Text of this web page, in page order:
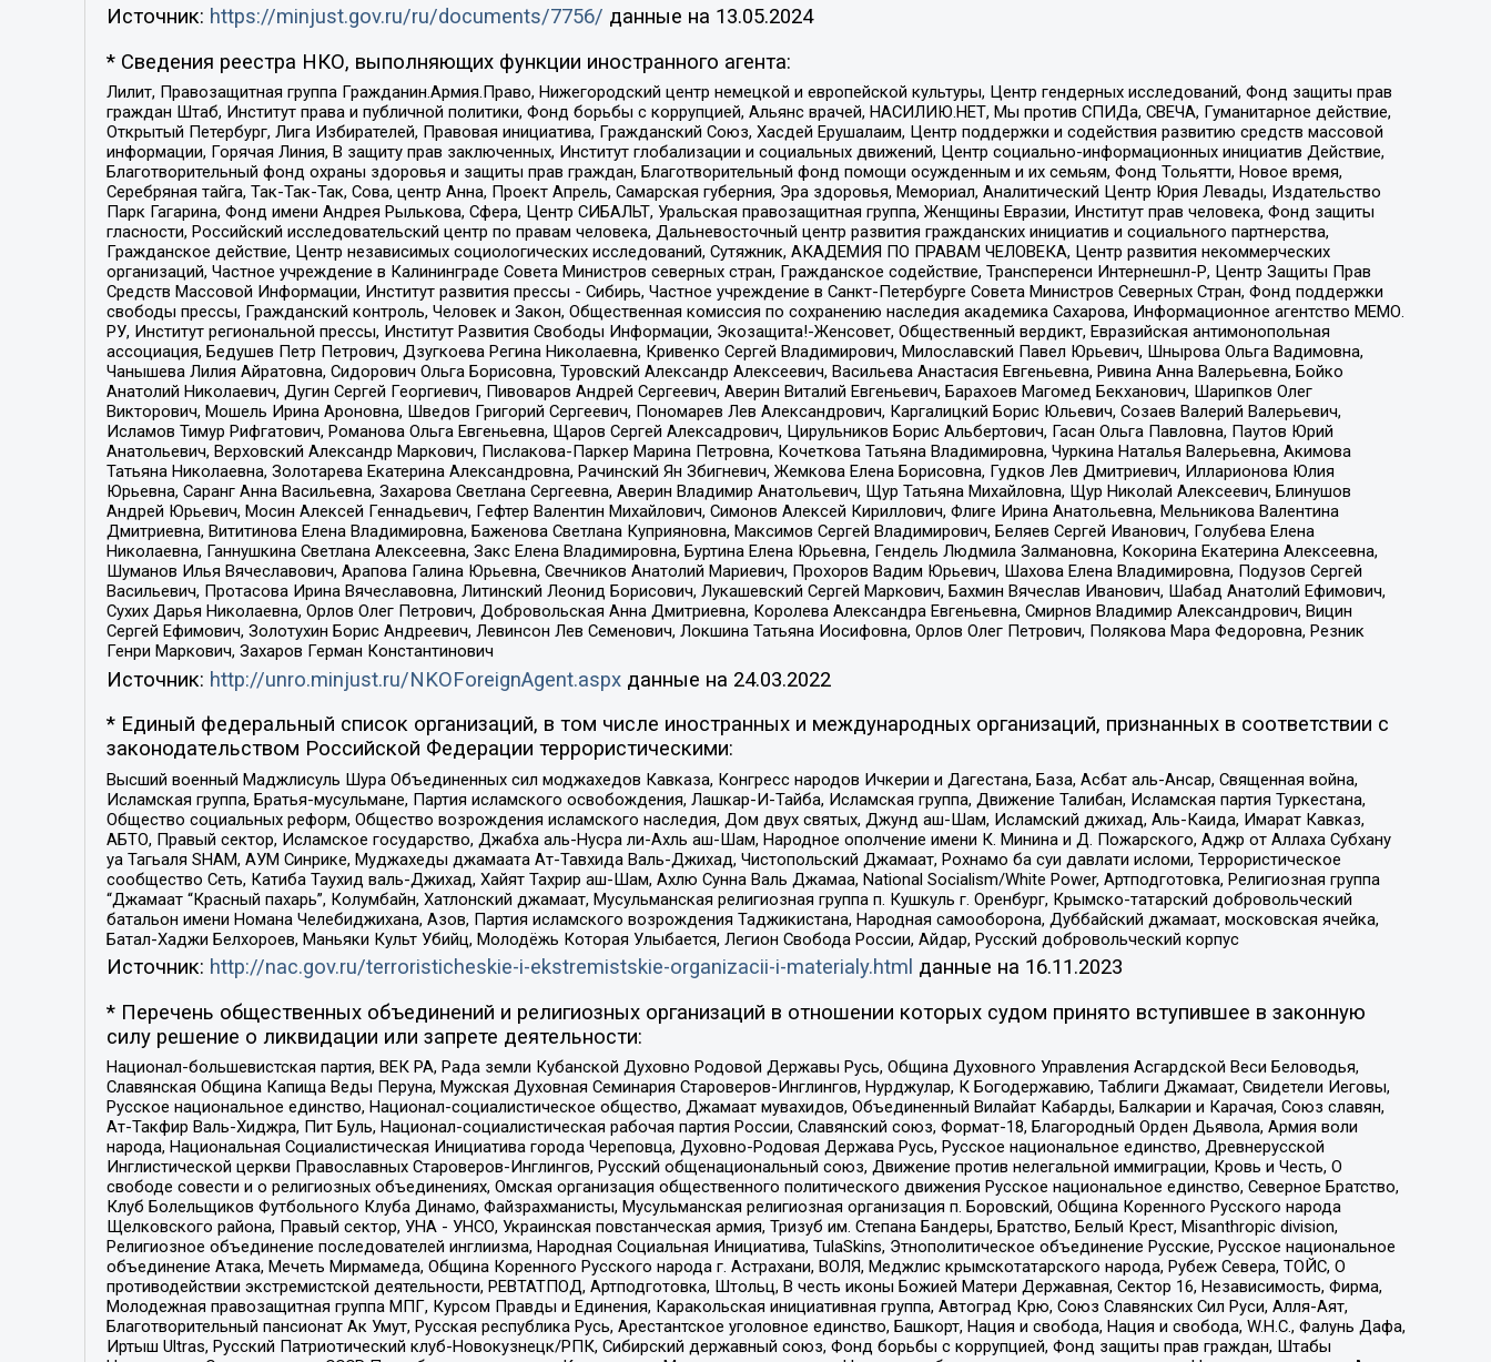
Источник: https://minjust.gov.ru/ru/documents/7756/ данные на 13.05.2024
* Сведения реестра НКО, выполняющих функции иностранного агента:
Лилит, Правозащитная группа Гражданин.Армия.Право, Нижегородский центр немецкой и европейской культуры, Центр гендерных исследований, Фонд защиты прав
граждан Штаб, Институт права и публичной политики, Фонд борьбы с коррупцией, Альянс врачей, НАСИЛИЮ.НЕТ, Мы против СПИДа, СВЕЧА, Гуманитарное действие,
Открытый Петербург, Лига Избирателей, Правовая инициатива, Гражданский Союз, Хасдей Ерушалаим, Центр поддержки и содействия развитию средств массовой
информации, Горячая Линия, В защиту прав заключенных, Институт глобализации и социальных движений, Центр социально-информационных инициатив Действие,
Благотворительный фонд охраны здоровья и защиты прав граждан, Благотворительный фонд помощи осужденным и их семьям, Фонд Тольятти, Новое время,
Серебряная тайга, Так-Так-Так, Сова, центр Анна, Проект Апрель, Самарская губерния, Эра здоровья, Мемориал, Аналитический Центр Юрия Левады, Издательство
Парк Гагарина, Фонд имени Андрея Рылькова, Сфера, Центр СИБАЛЬТ, Уральская правозащитная группа, Женщины Евразии, Институт прав человека, Фонд защиты
гласности, Российский исследовательский центр по правам человека, Дальневосточный центр развития гражданских инициатив и социального партнерства,
Гражданское действие, Центр независимых социологических исследований, Сутяжник, АКАДЕМИЯ ПО ПРАВАМ ЧЕЛОВЕКА, Центр развития некоммерческих
организаций, Частное учреждение в Калининграде Совета Министров северных стран, Гражданское содействие, Трансперенси Интернешнл-Р, Центр Защиты Прав
Средств Массовой Информации, Институт развития прессы - Сибирь, Частное учреждение в Санкт-Петербурге Совета Министров Северных Стран, Фонд поддержки
свободы прессы, Гражданский контроль, Человек и Закон, Общественная комиссия по сохранению наследия академика Сахарова, Информационное агентство МЕМО.
РУ, Институт региональной прессы, Институт Развития Свободы Информации, Экозащита!-Женсовет, Общественный вердикт, Евразийская антимонопольная
ассоциация, Бедушев Петр Петрович, Дзугкоева Регина Николаевна, Кривенко Сергей Владимирович, Милославский Павел Юрьевич, Шнырова Ольга Вадимовна,
Чанышева Лилия Айратовна, Сидорович Ольга Борисовна, Туровский Александр Алексеевич, Васильева Анастасия Евгеньевна, Ривина Анна Валерьевна, Бойко
Анатолий Николаевич, Дугин Сергей Георгиевич, Пивоваров Андрей Сергеевич, Аверин Виталий Евгеньевич, Барахоев Магомед Бекханович, Шарипков Олег
Викторович, Мошель Ирина Ароновна, Шведов Григорий Сергеевич, Пономарев Лев Александрович, Каргалицкий Борис Юльевич, Созаев Валерий Валерьевич,
Исламов Тимур Рифгатович, Романова Ольга Евгеньевна, Щаров Сергей Алексадрович, Цирульников Борис Альбертович, Гасан Ольга Павловна, Паутов Юрий
Анатольевич, Верховский Александр Маркович, Пислакова-Паркер Марина Петровна, Кочеткова Татьяна Владимировна, Чуркина Наталья Валерьевна, Акимова
Татьяна Николаевна, Золотарева Екатерина Александровна, Рачинский Ян Збигневич, Жемкова Елена Борисовна, Гудков Лев Дмитриевич, Илларионова Юлия
Юрьевна, Саранг Анна Васильевна, Захарова Светлана Сергеевна, Аверин Владимир Анатольевич, Щур Татьяна Михайловна, Щур Николай Алексеевич, Блинушов
Андрей Юрьевич, Мосин Алексей Геннадьевич, Гефтер Валентин Михайлович, Симонов Алексей Кириллович, Флиге Ирина Анатольевна, Мельникова Валентина
Дмитриевна, Вититинова Елена Владимировна, Баженова Светлана Куприяновна, Максимов Сергей Владимирович, Беляев Сергей Иванович, Голубева Елена
Николаевна, Ганнушкина Светлана Алексеевна, Закс Елена Владимировна, Буртина Елена Юрьевна, Гендель Людмила Залмановна, Кокорина Екатерина Алексеевна,
Шуманов Илья Вячеславович, Арапова Галина Юрьевна, Свечников Анатолий Мариевич, Прохоров Вадим Юрьевич, Шахова Елена Владимировна, Подузов Сергей
Васильевич, Протасова Ирина Вячеславовна, Литинский Леонид Борисович, Лукашевский Сергей Маркович, Бахмин Вячеслав Иванович, Шабад Анатолий Ефимович,
Сухих Дарья Николаевна, Орлов Олег Петрович, Добровольская Анна Дмитриевна, Королева Александра Евгеньевна, Смирнов Владимир Александрович, Вицин
Сергей Ефимович, Золотухин Борис Андреевич, Левинсон Лев Семенович, Локшина Татьяна Иосифовна, Орлов Олег Петрович, Полякова Мара Федоровна, Резник
Генри Маркович, Захаров Герман Константинович
Источник: http://unro.minjust.ru/NKOForeignAgent.aspxданные на 24.03.2022
* Единый федеральный список организаций, в том числе иностранных и международных организаций, признанных в соответствии с
законодательством Российской Федерации террористическими:
Высший военный Маджлисуль Шура Объединенных сил моджахедов Кавказа, Конгресс народов Ичкерии и Дагестана, База, Асбат аль-Ансар, Священная война,
Исламская группа, Братья-мусульмане, Партия исламского освобождения, Лашкар-И-Тайба, Исламская группа, Движение Талибан, Исламская партия Туркестана,
Общество социальных реформ, Общество возрождения исламского наследия, Дом двух святых, Джунд аш-Шам, Исламский джихад, Аль-Каида, Имарат Кавказ,
АБТО, Правый сектор, Исламское государство, Джабха аль-Нусра ли-Ахль аш-Шам, Народное ополчение имени К. Минина и Д. Пожарского, Аджр от Аллаха Субхану
уа Тагьаля SHAM, АУМ Синрике, Муджахеды джамаата Ат-Тавхида Валь-Джихад, Чистопольский Джамаат, Рохнамо ба суи давлати исломи, Террористическое
сообщество Сеть, Катиба Таухид валь-Джихад, Хайят Тахрир аш-Шам, Ахлю Сунна Валь Джамаа, National Socialism/White Power, Артподготовка, Религиозная группа
“Джамаат “Красный пахарь”, Колумбайн, Хатлонский джамаат, Мусульманская религиозная группа п. Кушкуль г. Оренбург, Крымско-татарский добровольческий
батальон имени Номана Челебиджихана, Азов, Партия исламского возрождения Таджикистана, Народная самооборона, Дуббайский джамаат, московская ячейка,
Батал-Хаджи Белхороев, Маньяки Культ Убийц, Молодёжь Которая Улыбается, Легион Свобода России, Айдар, Русский добровольческий корпус
Источник: http://nac.gov.ru/terroristicheskie-i-ekstremistskie-organizacii-i-materialy.html данные на 16.11.2023
* Перечень общественных объединений и религиозных организаций в отношении которых судом принято вступившее в законную
силу решение о ликвидации или запрете деятельности:
Национал-большевистская партия, ВЕК РА, Рада земли Кубанской Духовно Родовой Державы Русь, Община Духовного Управления Асгардской Веси Беловодья,
Славянская Община Капища Веды Перуна, Мужская Духовная Семинария Староверов-Инглингов, Нурджулар, К Богодержавию, Таблиги Джамаат, Свидетели Иеговы,
Русское национальное единство, Национал-социалистическое общество, Джамаат мувахидов, Объединенный Вилайат Кабарды, Балкарии и Карачая, Союз славян,
Ат-Такфир Валь-Хиджра, Пит Буль, Национал-социалистическая рабочая партия России, Славянский союз, Формат-18, Благородный Орден Дьявола, Армия воли
народа, Национальная Социалистическая Инициатива города Череповца, Духовно-Родовая Держава Русь, Русское национальное единство, Древнерусской
Инглистической церкви Православных Староверов-Инглингов, Русский общенациональный союз, Движение против нелегальной иммиграции, Кровь и Честь, О
свободе совести и о религиозных объединениях, Омская организация общественного политического движения Русское национальное единство, Северное Братство,
Клуб Болельщиков Футбольного Клуба Динамо, Файзрахманисты, Мусульманская религиозная организация п. Боровский, Община Коренного Русского народа
Щелковского района, Правый сектор, УНА - УНСО, Украинская повстанческая армия, Тризуб им. Степана Бандеры, Братство, Белый Крест, Misanthropic division,
Религиозное объединение последователей инглиизма, Народная Социальная Инициатива, TulaSkins, Этнополитическое объединение Русские, Русское национальное
объединение Атака, Мечеть Мирмамеда, Община Коренного Русского народа г. Астрахани, ВОЛЯ, Меджлис крымскотатарского народа, Рубеж Севера, ТОЙС, О
противодействии экстремистской деятельности, РЕВТАТПОД, Артподготовка, Штольц, В честь иконы Божией Матери Державная, Сектор 16, Независимость, Фирма,
Молодежная правозащитная группа МПГ, Курсом Правды и Единения, Каракольская инициативная группа, Автоград Крю, Союз Славянских Сил Руси, Алля-Аят,
Благотворительный пансионат Ак Умут, Русская республика Русь, Арестантское уголовное единство, Башкорт, Нация и свобода, Нация и свобода, W.H.С., Фалунь Дафа,
Иртыш Ultras, Русский Патриотический клуб-Новокузнецк/РПК, Сибирский державный союз, Фонд борьбы с коррупцией, Фонд защиты прав граждан, Штабы